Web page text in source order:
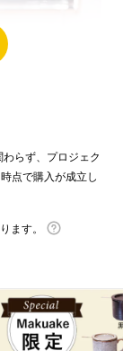
購入を頂
カップで
らず、プロジェク
点で購入が成立し
ます。